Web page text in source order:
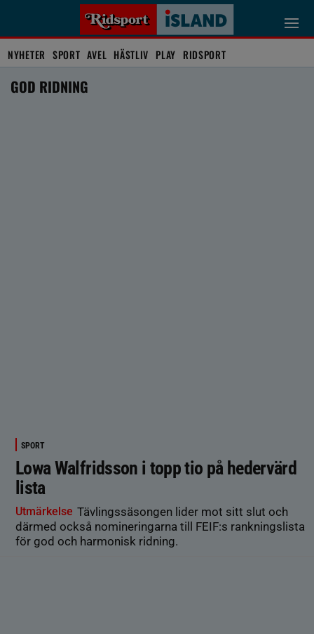
NYHETER SPORT AVEL HÄSTLIV PLAY RIDSPORT
GOD RIDNING
SPORT
Lowa Walfridsson i topp tio på hedervärd
lista
Utmärkelse Tävlingssäsongen lider mot sitt slut och
därmed också nomineringarna till FEIF:s rankningslista
för god och harmonisk ridning.